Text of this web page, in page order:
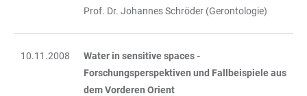
Prof. Dr. Johannes Schröder (Gerontologie)
10.11.2008
Water in sensitive spaces -
Forschungsperspektiven und Fallbeispiele aus
dem Vorderen Orient